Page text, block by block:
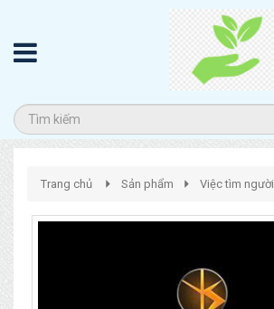
Trang chủ Sản phẩm Việc tìm người